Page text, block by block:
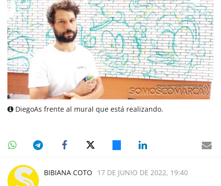
DiegoAs frente al mural que está realizando.
BIBIANA COTO 17 DE JUNIO DE 2022, 19:40